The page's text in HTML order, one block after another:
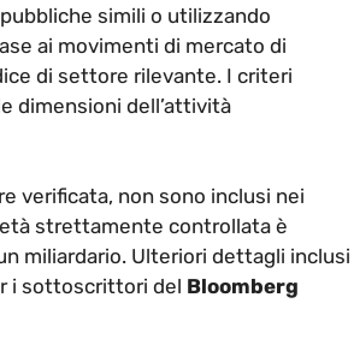
simili o utilizzando
ai movimenti di mercato di
di settore rilevante. I criteri
dimensioni dell’attività
verificata, non sono inclusi nei
strettamente controllata è
miliardario. Ulteriori dettagli inclusi
i sottoscrittori del Bloomberg